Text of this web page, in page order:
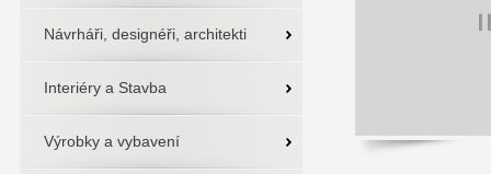
Návrháři, designéři, architekti
Interiéry a Stavba
Výrobky a vybavení